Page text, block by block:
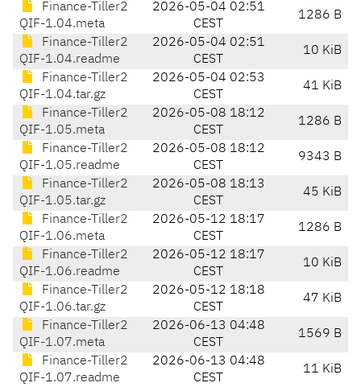
Finance-Tiller2
QIF-1.04.meta
2026-05-04 02:51
CEST
1286 B
Finance-Tiller2
QIF-1.04.readme
2026-05-04 02:51
CEST
10 KiB
Finance-Tiller2
QIF-1.04.tar.gz
2026-05-04 02:53
CEST
41 KiB
Finance-Tiller2
QIF-1.05.meta
2026-05-08 18:12
CEST
1286 B
Finance-Tiller2
QIF-1.05.readme
2026-05-08 18:12
CEST
9343 B
Finance-Tiller2
QIF-1.05.tar.gz
2026-05-08 18:13
CEST
45 KiB
Finance-Tiller2
QIF-1.06.meta
2026-05-12 18:17
CEST
1286 B
Finance-Tiller2
QIF-1.06.readme
2026-05-12 18:17
CEST
10 KiB
Finance-Tiller2
QIF-1.06.tar.gz
2026-05-12 18:18
CEST
47 KiB
Finance-Tiller2
QIF-1.07.meta
2026-06-13 04:48
CEST
1569 B
Finance-Tiller2
QIF-1.07.readme
2026-06-13 04:48
CEST
11 KiB